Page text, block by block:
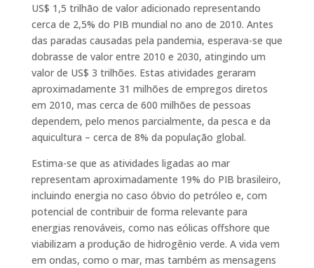
US$ 1,5 trilhão de valor adicionado representando
cerca de 2,5% do PIB mundial no ano de 2010. Antes
das paradas causadas pela pandemia, esperava-se que
dobrasse de valor entre 2010 e 2030, atingindo um
valor de US$ 3 trilhões. Estas atividades geraram
aproximadamente 31 milhões de empregos diretos
em 2010, mas cerca de 600 milhões de pessoas
dependem, pelo menos parcialmente, da pesca e da
aquicultura – cerca de 8% da população global.
Estima-se que as atividades ligadas ao mar
representam aproximadamente 19% do PIB brasileiro,
incluindo energia no caso óbvio do petróleo e, com
potencial de contribuir de forma relevante para
energias renováveis, como nas eólicas offshore que
viabilizam a produção de hidrogênio verde. A vida vem
em ondas, como o mar, mas também as mensagens